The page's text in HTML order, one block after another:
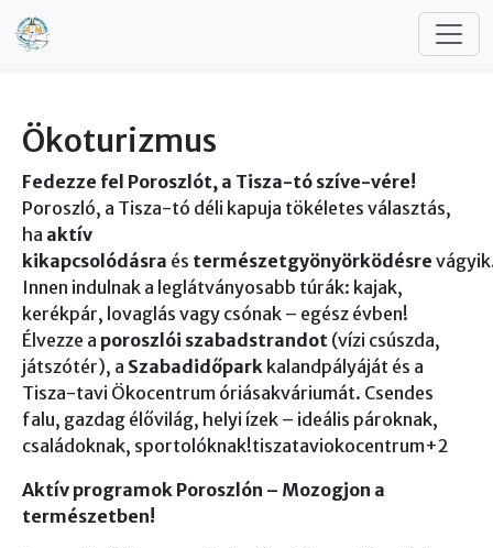
Ugrás a tartalomra
Ökoturizmus
Fedezze fel Poroszlót, a Tisza-tó szíve-vére!
Poroszló, a Tisza-tó déli kapuja tökéletes választás,
ha aktív
kikapcsolódásra és természetgyönyörködésre
Innen indulnak a leglátványosabb túrák: kajak,
kerékpár, lovaglás vagy csónak – egész évben!
Élvezze a poroszlói szabadstrandot (vízi csúszda,
játszótér), a Szabadidőpark kalandpályáját és a
Tisza-tavi Ökocentrum óriásakváriumát. Csendes
falu, gazdag élővilág, helyi ízek – ideális pároknak,
családoknak, sportolóknak!tiszataviokocentrum+2
Aktív programok Poroszlón – Mozogjon a
természetben!